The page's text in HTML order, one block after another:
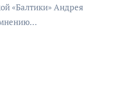
«Балтики» Андрея